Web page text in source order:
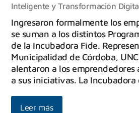
Inteligente y Transformación
Ingresaron formalmente los
se suman a los distintos
de la Incubadora Fide.
Municipalidad de Córdoba,
alentaron a los emprendedores
a sus iniciativas. La
Leer más